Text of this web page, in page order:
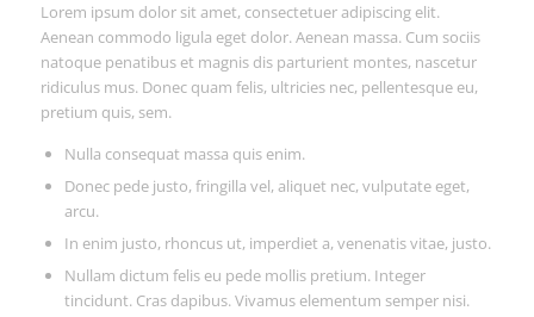
Lorem ipsum dolor sit amet, consectetuer adipiscing elit.
Aenean commodo ligula eget dolor. Aenean massa. Cum sociis
natoque penatibus et magnis dis parturient montes, nascetur
ridiculus mus. Donec quam felis, ultricies nec, pellentesque eu,
pretium quis, sem.
Nulla consequat massa quis enim.
Donec pede justo, fringilla vel, aliquet nec, vulputate eget,
arcu.
In enim justo, rhoncus ut, imperdiet a, venenatis vitae, justo.
Nullam dictum felis eu pede mollis pretium. Integer
tincidunt. Cras dapibus. Vivamus elementum semper nisi.